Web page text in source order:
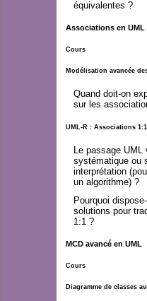
équivalentes ?
Associations en UML
Cours
Modélisation avancée
Quand doit-on
sur les
UML-R : Associations 1:1
Le passage
systématique ou
interprétation
un algorithme) ?
Pourquoi
solutions pour
1:1 ?
MCD avancé en UML
Cours
Diagramme de classes